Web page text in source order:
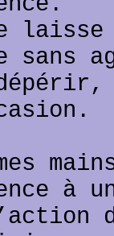
sans
à